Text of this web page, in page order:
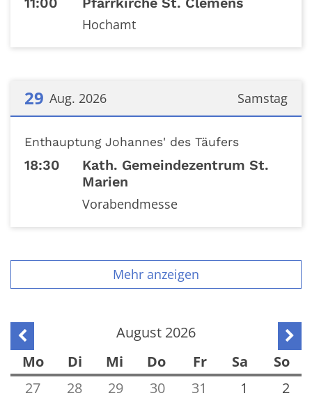
Hochamt
Samstag
29 Aug. 2026
Enthauptung Johannes' des Täufers
18:30
Kath. Gemeindezentrum St.
Marien
Vorabendmesse
Mehr anzeigen
Vorherige Seite August 2026
Mo
Di Mi Do Fr Sa
So
27
28 29 30 31 1 2